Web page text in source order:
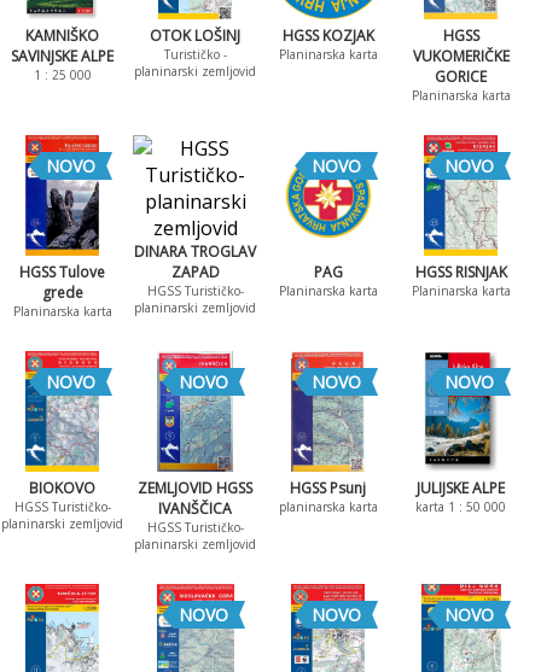
KAMNIŠKO
SAVINJSKE ALPE
1 : 25 000
OTOK LOŠINJ
Turističko -
planinarski zemljovid
HGSS KOZJAK
Planinarska karta
HGSS
VUKOMERIČKE
GORICE
Planinarska karta
NOVO
HGSS Tulove
grede
Planinarska karta
DINARA TROGLAV
ZAPAD
HGSS Turističko-
planinarski zemljovid
NOVO
PAG
Planinarska karta
NOVO
HGSS RISNJAK
Planinarska karta
NOVO
BIOKOVO
HGSS Turističko-
planinarski zemljovid
NOVO
ZEMLJOVID HGSS
IVANŠČICA
HGSS Turističko-
planinarski zemljovid
NOVO
HGSS Psunj
planinarska karta
NOVO
JULIJSKE ALPE
karta 1 : 50 000
NOVO NOVO NOVO